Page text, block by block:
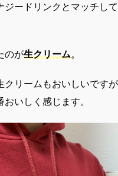
ジードリンクとマッチし
のが生クリーム。
クリームもおいしいです
おいしく感じます。